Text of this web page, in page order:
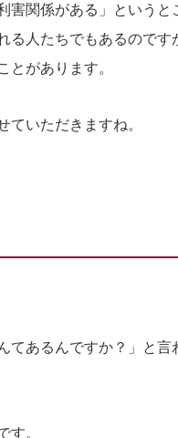
害関係がある」というと
る人たちでもあるのです
とがあります。
ていただきますね。
てあるんですか？」と言
す。